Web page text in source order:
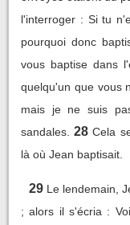
l'interroger : Si tu
pourquoi donc
vous baptise dans
quelqu'un que vous
mais je ne suis
sandales. 28 Cela
là où Jean baptisait.
29 Le lendemain,
; alors il s'écria :